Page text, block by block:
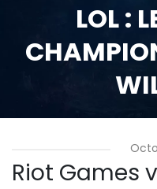
LOL :
Riot Games